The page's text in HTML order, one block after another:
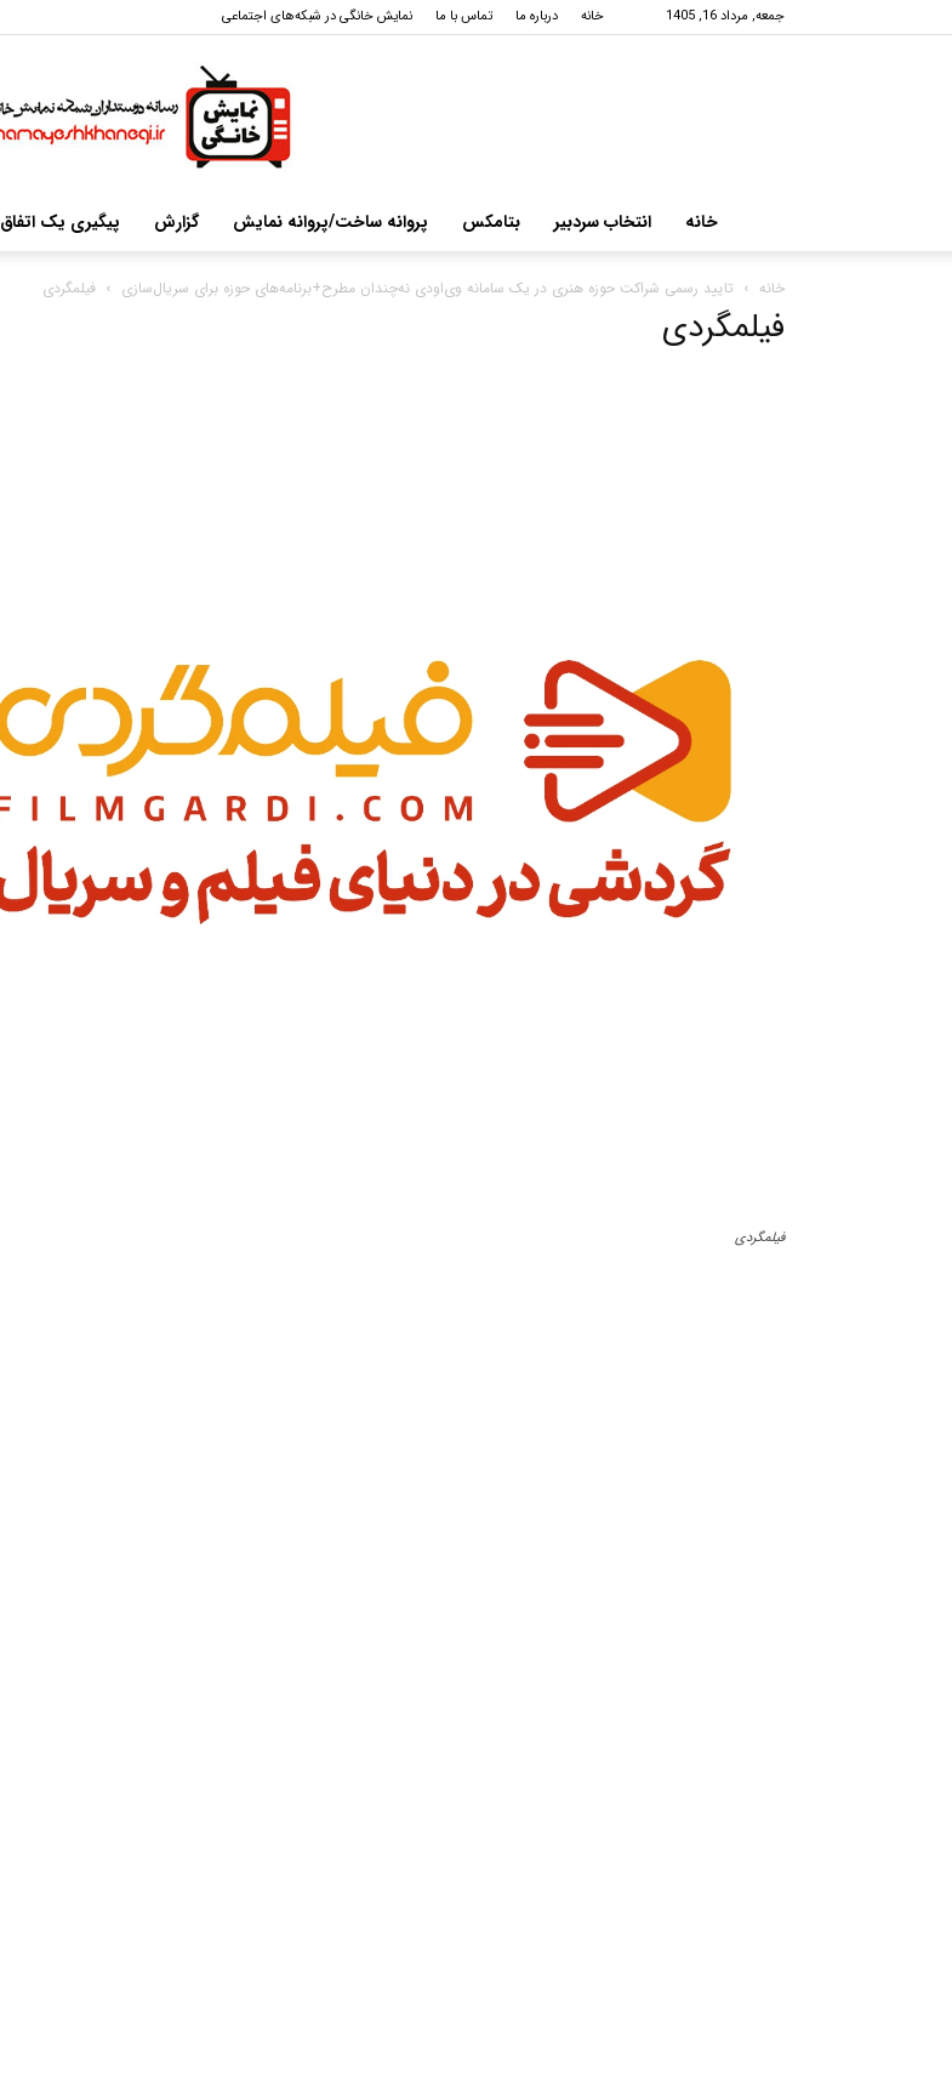
جمعه, مرداد 16, 1405 خانه درباره ما تماس با ما نمایش خانگی در شبکه‌های اجتماعی
نمایش
خانگی
خانه انتخاب سردبیر بتامکس پروانه ساخت/پروانه نمایش گزارش پیگیری یک اتفاق
خانه تایید رسمی شراکت حوزه هنری در یک سامانه وی‌او‌دی نه‌چندان مطرح+برنامه‌های حوزه برای سریال‌سازی فیلمگردی
فیلمگردی
فیلمگردی